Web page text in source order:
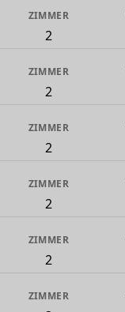
ZIMMER
2
ZIMMER
2
ZIMMER
2
ZIMMER
2
ZIMMER
2
ZIMMER